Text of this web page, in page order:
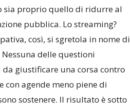
sia proprio quello di ridurre al
pubblica. Lo streaming?
così, si sgretola in nome di
delle questioni
giustificare una corsa contro
con agende meno piene di
sostenere. Il risultato è sotto